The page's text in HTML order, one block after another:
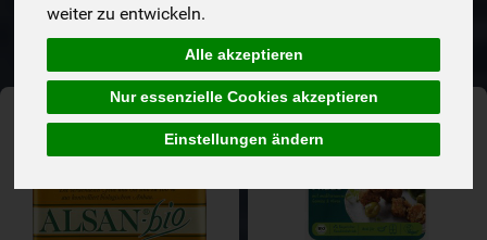
weiter zu entwickeln.
Alle akzeptieren
Nur essenzielle Cookies akzeptieren
Einstellungen ändern